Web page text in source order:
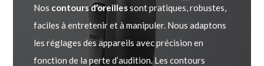
Nos contours d’oreillessont pratiques, robustes,
faciles à entretenir et à manipuler. Nous adaptons
les réglages des appareils avec précision en
fonction de la perte d’audition. Les contours